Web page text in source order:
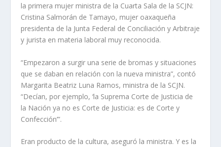
la primera mujer ministra de la Cuarta Sala de la SCJN:
Cristina Salmorán de Tamayo, mujer oaxaqueña
presidenta de la Junta Federal de Conciliación y Arbitraje
y jurista en materia laboral muy reconocida.
“Empezaron a surgir una serie de bromas y situaciones
que se daban en relación con la nueva ministra”, contó
Margarita Beatriz Luna Ramos, ministra de la SCJN.
“Decían, por ejemplo, ‘la Suprema Corte de Justicia de
la Nación ya no es Corte de Justicia: es de Corte y
Confección’”.
Eran producto de la cultura, aseguró la ministra. Y es la